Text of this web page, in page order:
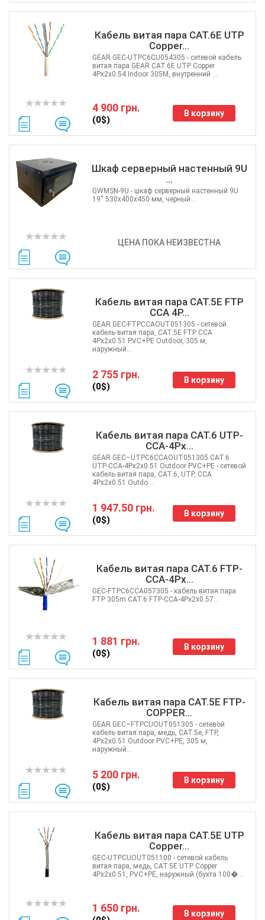
ЗЗКМ
Netis
Fibaro
Logic Power
Furukawa
Full Energy
Grandstream
Utepo
Zyxel
Yokogawa
Mercusys
Grandway
OpenVox
Кабель витая пара CAT.6E UTP
Copper...
4 900 грн.
(0$)
В корзину
GEAR GEC-UTPC6CU054305 - сетевой кабель
витая пара GEAR CAT.6E UTP Copper
4Px2x0.54 Indoor 305M, внутренний ...
Шкаф серверный настенный 9U
...
ЦЕНА ПОКА НЕИЗВЕСТНА
GWMSN-9U - шкаф серверный настенный 9U
19'' 530x400x450 мм, черный...
Кабель витая пара CAT.5E FTP
CCA 4P...
2 755 грн.
(0$)
В корзину
GEAR GEC-FTPCCAOUT051305 - сетевой
кабель витая пара, CAT.5E FTP CCA
4Px2x0.51 PVC+PE Outdoor, 305 м,
наружный...
Кабель витая пара CAT.6 UTP-
CCA-4Px...
1 947.50 грн.
(0$)
В корзину
GEAR GEC–UTPC6CCAOUT051305 CAT.6
UTP-CCA-4Px2x0.51 Outdoor PVC+PE - сетевой
кабель витая пара, CAT.6, UTP, CCA
4Px2x0.51 Outdo...
Кабель витая пара CAT.6 FTP-
CCA-4Px...
1 881 грн.
(0$)
В корзину
GEC-FTPC6CCA057305 - кабель витая пара
FTP 305m CAT.6 FTP-CCA-4Px2x0.57...
Кабель витая пара CAT.5E FTP-
COPPER...
5 200 грн.
(0$)
В корзину
GEAR GEC–FTPCUOUT051305 - сетевой
кабель витая пара, медь, CAT.5e, FTP,
4Px2x0.51 Outdoor PVC+PE, 305 м,
наружный...
Кабель витая пара CAT.5E UTP
Copper...
1 650 грн. В корзину
GEC-UTPCUOUT051100 - сетевой кабель
витая пара, медь, CAT.5E UTP Copper
4Px2x0.51, PVC+PE, наружный (бухта 100�...